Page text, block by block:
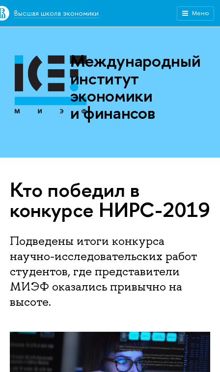
Высшая школа экономики Меню
Международный
институт
экономики
и финансов
Кто победил в
конкурсе НИРС-2019
Подведены итоги конкурса
научно-исследовательских работ
студентов, где представители
МИЭФ оказались привычно на
высоте.